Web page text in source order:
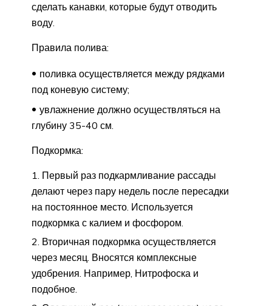
сделать канавки, которые будут отводить
воду.
Правила полива:
поливка осуществляется между рядками
под коневую систему;
увлажнение должно осуществляться на
глубину 35-40 см.
Подкормка:
Первый раз подкармливание рассады
делают через пару недель после пересадки
на постоянное место. Используется
подкормка с калием и фосфором.
Вторичная подкормка осуществляется
через месяц. Вносятся комплексные
удобрения. Например, Нитрофоска и
подобное.